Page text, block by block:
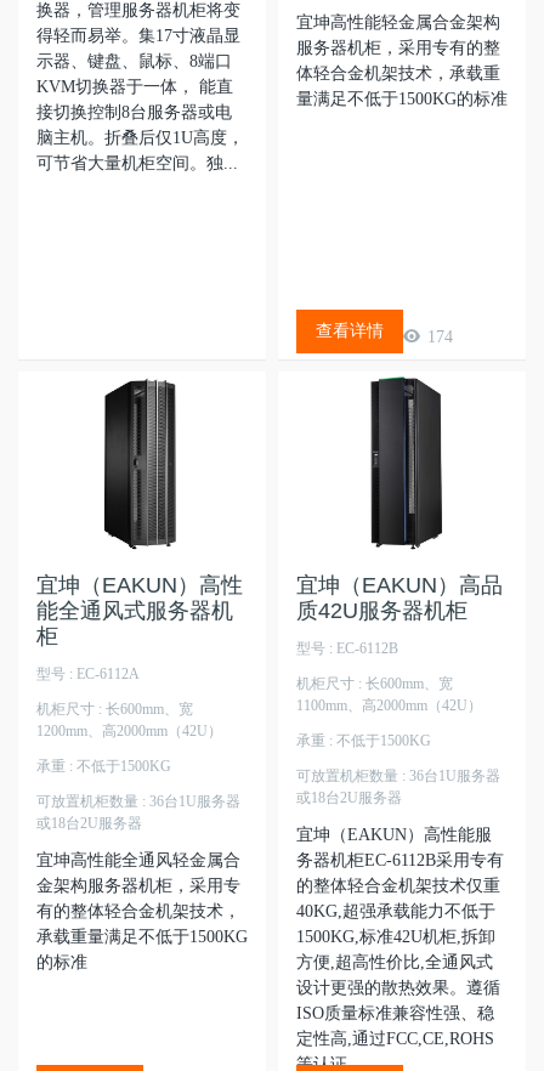
换器，管理服务器机柜将变
得轻而易举。集17寸液晶显
示器、键盘、鼠标、8端口
KVM切换器于一体， 能直
接切换控制8台服务器或电
脑主机。折叠后仅1U高度，
可节省大量机柜空间。独...
查看详情
宜坤高性能轻金属合金架构
服务器机柜，采用专有的整
体轻合金机架技术，承载重
量满足不低于1500KG的标准
174
查看详情
宜坤（EAKUN）高性
能全通风式服务器机
柜
型号 : EC-6112A
机柜尺寸 : 长600mm、宽
1200mm、高2000mm（42U）
承重 : 不低于1500KG
可放置机柜数量 : 36台1U服务器
或18台2U服务器
宜坤高性能全通风轻金属合
金架构服务器机柜，采用专
有的整体轻合金机架技术，
承载重量满足不低于1500KG
的标准
宜坤（EAKUN）高品
质42U服务器机柜
型号 : EC-6112B
机柜尺寸 : 长600mm、宽
1100mm、高2000mm（42U）
承重 : 不低于1500KG
可放置机柜数量 : 36台1U服务器
或18台2U服务器
宜坤（EAKUN）高性能服
务器机柜EC-6112B采用专有
的整体轻合金机架技术仅重
40KG,超强承载能力不低于
1500KG,标准42U机柜,拆卸
方便,超高性价比,全通风式
设计更强的散热效果。遵循
ISO质量标准兼容性强、稳
定性高,通过FCC,CE,ROHS
等认证。